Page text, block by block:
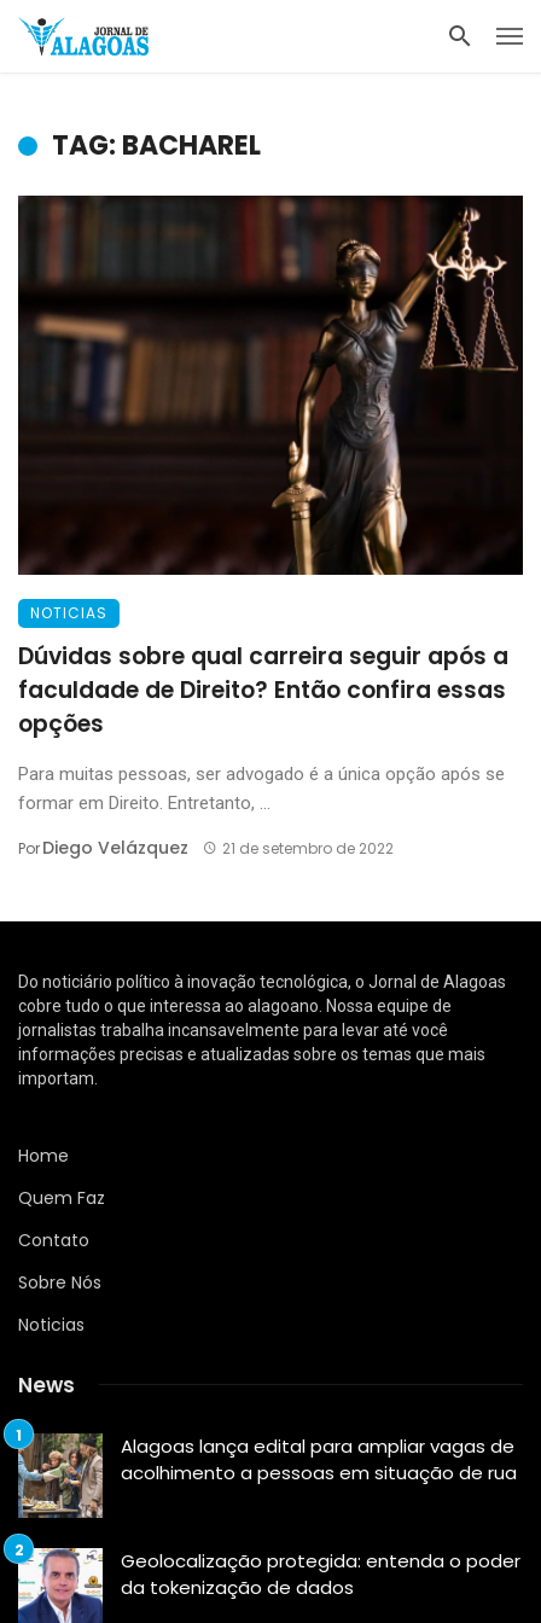
TAG: BACHAREL
NOTICIAS
Dúvidas sobre qual carreira seguir após a
faculdade de Direito? Então confira essas
opções
Para muitas pessoas, ser advogado é a única opção após se
formar em Direito. Entretanto, ...
PorDiego Velázquez 21 de setembro de 2022
Do noticiário político à inovação tecnológica, o Jornal de Alagoas
cobre tudo o que interessa ao alagoano. Nossa equipe de
jornalistas trabalha incansavelmente para levar até você
informações precisas e atualizadas sobre os temas que mais
importam.
Home
Quem Faz
Contato
Sobre Nós
Noticias
News
Alagoas lança edital para ampliar vagas de
acolhimento a pessoas em situação de rua
Geolocalização protegida: entenda o poder
da tokenização de dados